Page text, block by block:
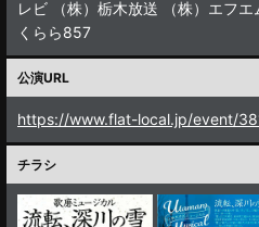
レビ （株）栃木放送 （株）エフ
くらら857
公演URL
https://www.flat-local.jp/event/
チラシ